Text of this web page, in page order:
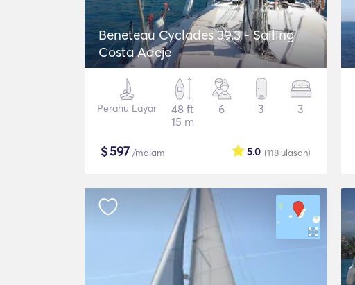
Beneteau Cyclades 39.3 - Sailing
Costa Adeje
Perahu Layar
48 ft
15 m
6 3 3
$597 /malam (118 ulasan)
5.0